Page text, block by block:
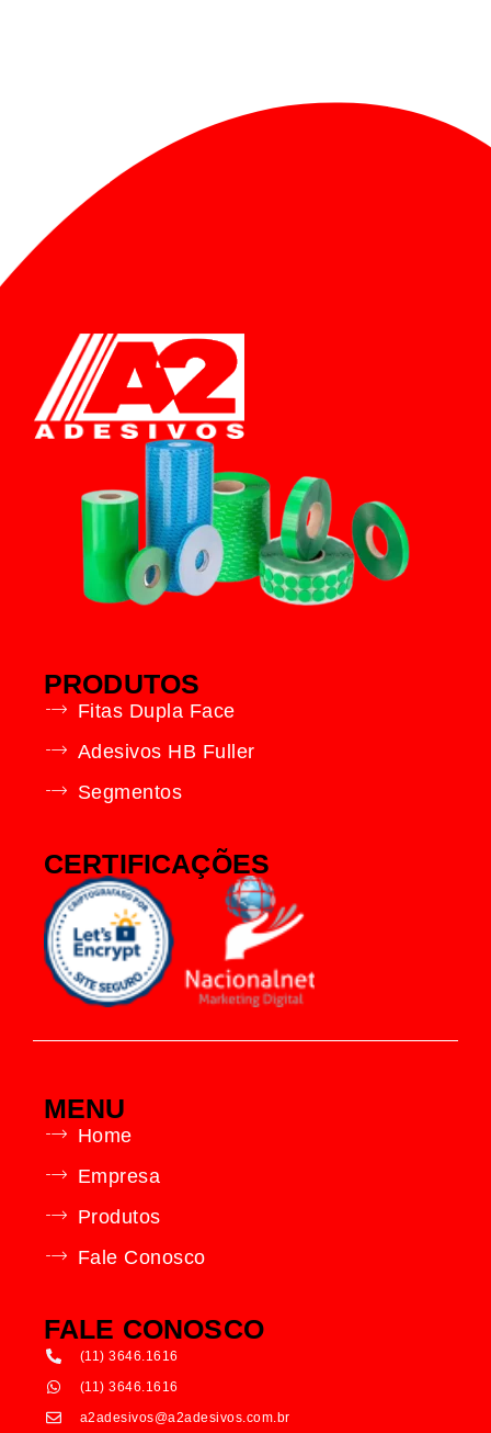
PRODUTOS
Fitas Dupla Face
Adesivos HB Fuller
Segmentos
CERTIFICAÇÕES
MENU
Home
Empresa
Produtos
Fale Conosco
FALE CONOSCO
(11) 3646.1616
(11) 3646.1616
a2adesivos@a2adesivos.com.br